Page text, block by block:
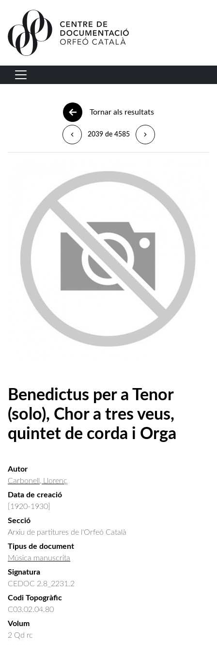
Vés al contingut
Navegació principal
Tornar als resultats
2039 de 4585
Benedictus per a Tenor
(solo), Chor a tres veus,
quintet de corda i Orga
Autor
Carbonell, Llorenç
Data de creació
[1920-1930]
Secció
Arxiu de partitures de l'Orfeó Català
Tipus de document
Música manuscrita
Signatura
CEDOC 2.8_2231.2
Codi Topogràfic
C03.02.04.80
Volum
2 Qd rc